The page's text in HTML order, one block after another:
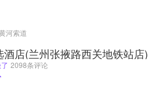
河索道
酒店(兰州张掖路西关地铁站店)
2098条评论